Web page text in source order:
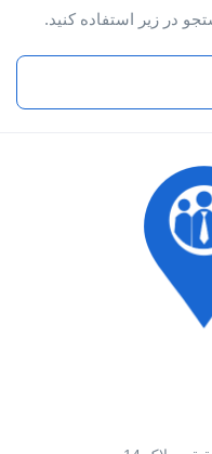
در زیر استفاده کنید.